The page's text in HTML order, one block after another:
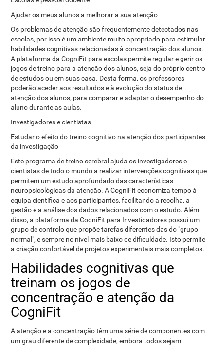
Ajudar os meus alunos a melhorar a sua atenção
Os problemas de atenção são frequentemente detectados nas
escolas, por isso é um ambiente muito apropriado para estimular
habilidades cognitivas relacionadas à concentração dos alunos.
A plataforma da CogniFit para escolas permite regular e gerir os
jogos de treino para a atenção dos alunos, seja do próprio centro
de estudos ou em suas casa. Desta forma, os professores
poderão aceder aos resultados e à evolução do status de
atenção dos alunos, para comparar e adaptar o desempenho do
aluno durante as aulas.
Investigadores e cientistas
Estudar o efeito do treino cognitivo na atenção dos participantes
da investigação
Este programa de treino cerebral ajuda os investigadores e
cientistas de todo o mundo a realizar intervenções cognitivas que
permitem um estudo aprofundado das características
neuropsicológicas da atenção. A CogniFit economiza tempo à
equipa científica e aos participantes, facilitando a recolha, a
gestão e a análise dos dados relacionados com o estudo. Além
disso, a plataforma da CogniFit para Investigadores possui um
grupo de controlo que propõe tarefas diferentes das do "grupo
normal", e sempre no nível mais baixo de dificuldade. Isto permite
a criação confortável de projetos experimentais mais completos.
Habilidades cognitivas que
treinam os jogos de
concentração e atenção da
CogniFit
A atenção e a concentração têm uma série de componentes com
um grau diferente de complexidade, embora todos sejam